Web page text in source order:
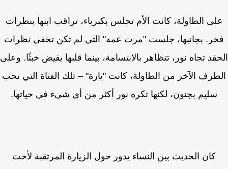
الطاولة، كانت الأم تجلس بكبرياء، تراقب ابنها بنظرات
بجانبها، جلست "مرت عمه" التي لم تكن تخفي نظرات
تجاه نور، تتظاهر بالابتسامة، بينما قلبها يفيض خبثًا. وعلى
الآخر من الطاولة، كانت "يارة" – تلك الفتاة التي تحب
سليم بجنون، لكنها تكره نور أكثر من أي شيء في حياتها.
كان الحديث بين النساء يدور حول الزيارة المرتقبة لأخت